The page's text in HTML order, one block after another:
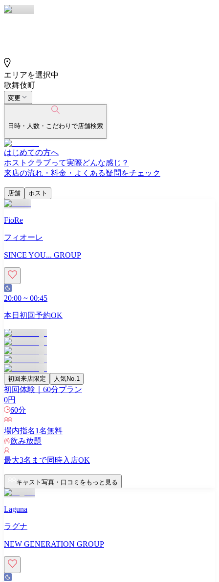
エリアを選択中
歌舞伎町
変更
日時・人数・こだわりで店舗検索
はじめての方へ
ホストクラブって実際どんな感じ？
来店の流れ・料金・よくある疑問をチェック
店舗 ホスト
FioRe
フィオーレ
SINCE YOU... GROUP
20:00 ~ 00:45
本日初回予約OK
初回来店限定 人気No.1
初回体験｜60分プラン
0円
60分
場内指名1名無料
飲み放題
最大3名まで同時入店OK
キャスト写真・口コミをもっと見る
Laguna
ラグナ
NEW GENERATION GROUP